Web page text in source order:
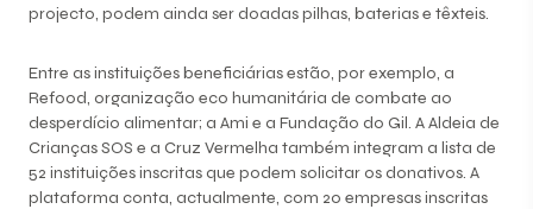
projecto, podem ainda ser doadas pilhas, baterias e têxteis.
Entre as instituições beneficiárias estão, por exemplo, a
Refood, organização eco humanitária de combate ao
desperdício alimentar; a Ami e a Fundação do Gil. A Aldeia de
Crianças SOS e a Cruz Vermelha também integram a lista de
52 instituições inscritas que podem solicitar os donativos. A
plataforma conta, actualmente, com 20 empresas inscritas